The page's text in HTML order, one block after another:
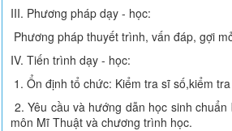
III. Phương pháp dạy - học:
Phương pháp thuyết trình, vấn đáp, gợi
IV. Tiến trình dạy - học:
1. Ổn định tổ chức: Kiểm tra sĩ số,kiểm
2. Yêu cầu và hướng dẫn học sinh
môn Mĩ Thuật và chương trình học.